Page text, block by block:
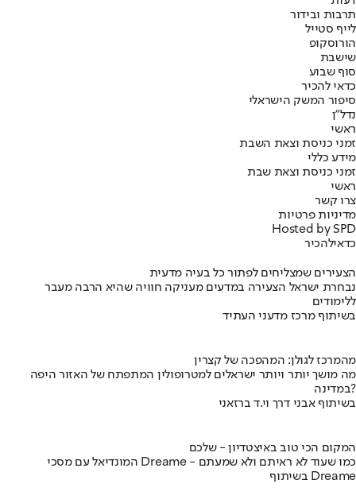
תרבות ובידור
לייף סטייל
הורוסקופ
שישבת
סוף שבוע
כדאי להכיר
סיפור המשק הישראלי
נדל"ן
ראשי
זמני כניסת וצאת השבת
מידע כללי
זמני כניסת וצאת שבת
ראשי
צרו קשר
מדיניות פרטיות
Hosted by SPD
כדאילהכיר
הצעירים שמצליחים לפתור כל בעיה מדעית
נבחרת ישראל הצעירה במדעים מעניקה חוויה שהיא הרבה מעבר
ללימודים
בשיתוף מרכז מדעני העתיד
מהמרכז לגולן: המהפכה של קצרין
מה מושך יותר ויותר ישראלים למטרופולין המתפתח של האזור היפה
במדינה?
בשיתוף אבני דרך וי.ד ברזאני
המקום הכי טוב באיצטדיון - שלכם
המונדיאל עם מסכי Dreame - כמו שעוד לא ראיתם ולא שמעתם
בשיתוף Dreame